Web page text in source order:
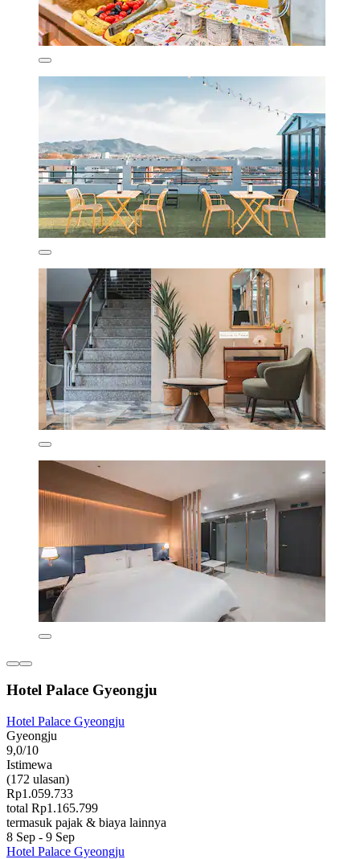
Hotel Palace Gyeongju
Hotel Palace Gyeongju
Gyeongju
9,0/10
Istimewa
(172 ulasan)
Rp1.059.733
total Rp1.165.799
termasuk pajak & biaya lainnya
8 Sep - 9 Sep
Hotel Palace Gyeongju